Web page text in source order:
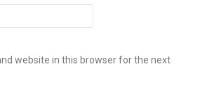
website in this browser for the next